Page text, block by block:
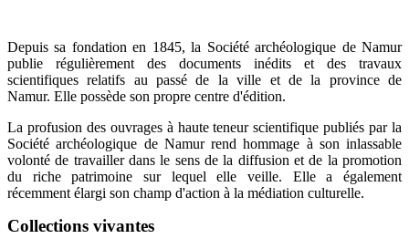
Depuis sa fondation en 1845, la Société archéologique de Namur
publie régulièrement des documents inédits et des travaux
scientifiques relatifs au passé de la ville et de la province de
Namur. Elle possède son propre centre d'édition.
La profusion des ouvrages à haute teneur scientifique publiés par la
Société archéologique de Namur rend hommage à son inlassable
volonté de travailler dans le sens de la diffusion et de la promotion
du riche patrimoine sur lequel elle veille. Elle a également
récemment élargi son champ d'action à la médiation culturelle.
Collections vivantes